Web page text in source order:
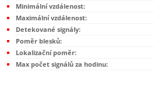
Minimální vzdálenost:
Maximální vzdálenost:
Detekované signály:
Poměr blesků:
Lokalizační poměr:
Max počet signálů za hodinu: